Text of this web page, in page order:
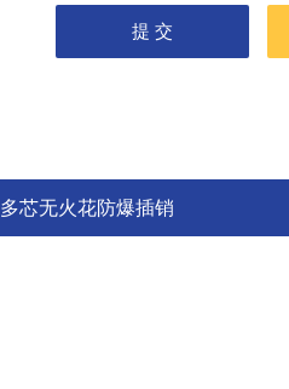
多芯无火花防爆插销